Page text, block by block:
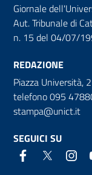
Giornale
Aut. Tribunale di
n. 15 del 04/07/
REDAZIONE
Piazza Università,
telefono 095
stampa@unict.it
SEGUICI SU